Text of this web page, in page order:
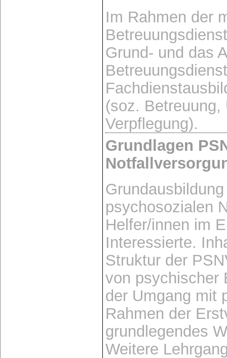
Im Rahmen der
Grund- und das
(soz. Betreuung,
Verpflegung).
Grundlagen
psychosozialen
Helfer/innen im
Interessierte.
Struktur der
von psychischer
der Umgang mit
Rahmen der
grundlegendes
Weitere